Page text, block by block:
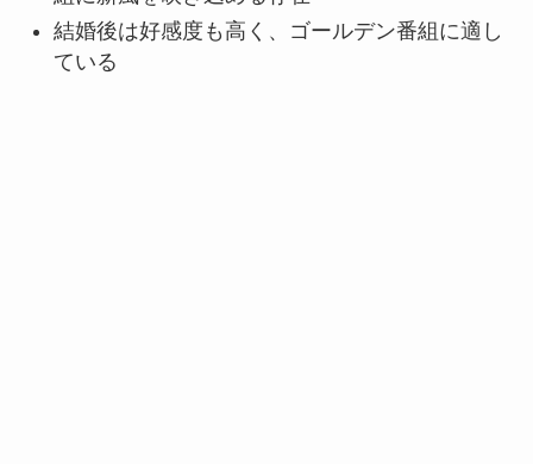
結婚後は好感度も高く、ゴールデン番組に適し
ている